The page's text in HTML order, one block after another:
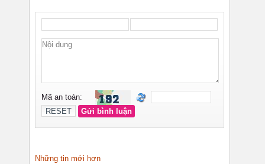
Những tin mới hơn